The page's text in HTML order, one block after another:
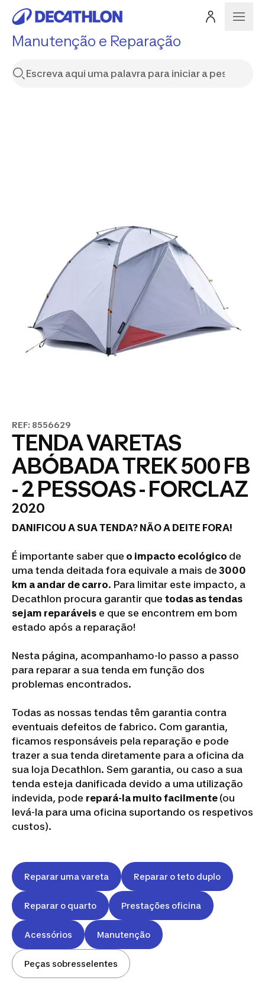
Manutenção e Reparação
REF: 8556629
TENDA VARETAS
ABÓBADA TREK 500 FB
- 2 PESSOAS - FORCLAZ
2020
DANIFICOU A SUA TENDA? NÃO A DEITE FORA!
É importante saber que o impacto ecológico de
uma tenda deitada fora equivale a mais de 3000
km a andar de carro. Para limitar este impacto, a
Decathlon procura garantir que todas as tendas
sejam reparáveis e que se encontrem em bom
estado após a reparação!
Nesta página, acompanhamo-lo passo a passo
para reparar a sua tenda em função dos
problemas encontrados.
Todas as nossas tendas têm garantia contra
eventuais defeitos de fabrico. Com garantia,
ficamos responsáveis pela reparação e pode
trazer a sua tenda diretamente para a oficina da
sua loja Decathlon. Sem garantia, ou caso a sua
tenda esteja danificada devido a uma utilização
indevida, pode repará-la muito facilmente (ou
levá-la para uma oficina suportando os respetivos
custos).
Reparar uma vareta Reparar o teto duplo
Reparar o quarto Prestações oficina
Acessórios Manutenção
Peças sobresselentes